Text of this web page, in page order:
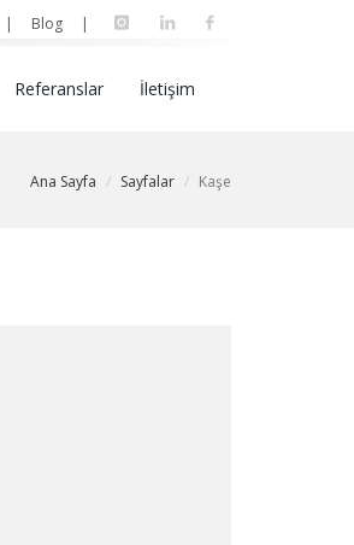
| Blog |
Referanslar İletişim
Ana Sayfa Sayfalar Kaşe